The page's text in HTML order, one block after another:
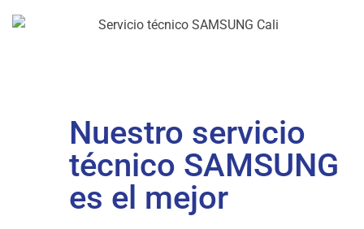
Nuestro servicio
técnico SAMSUNG
es el mejor